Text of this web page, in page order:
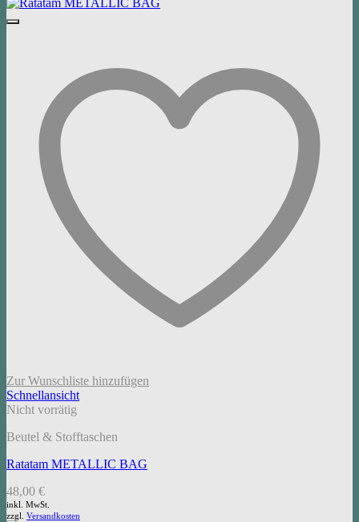
49,00 €24,50 €.
Zur Wunschliste hinzufügen
Schnellansicht
Nicht vorrätig
Beutel & Stofftaschen
Ratatam METALLIC BAG
48,00 €
inkl. MwSt.
zzgl. Versandkosten